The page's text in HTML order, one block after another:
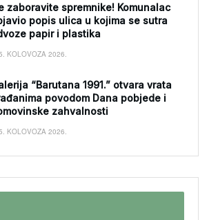
zaboravite spremnike! Komunalac
popis ulica u kojima se sutra
papir i plastika
KOLOVOZA 2026.
“Barutana 1991.” otvara vrata
povodom Dana pobjede i
zahvalnosti
KOLOVOZA 2026.